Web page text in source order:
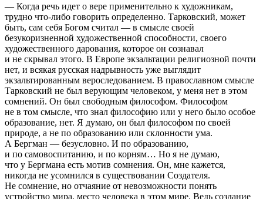
— Когда речь идет о вере применительно к художникам,
трудно что-либо говорить определенно. Тарковский, может
быть, сам себя Богом считал — в смысле своей
безукоризненной художественной способности, своего
художественного дарования, которое он сознавал
и не скрывал этого. В Европе экзальтации религиозной почти
нет, и всякая русская надрывность уже выглядит
экзальтированным вероследованием. В православном смысле
Тарковский не был верующим человеком, у меня нет в этом
сомнений. Он был свободным философом. Философом
не в том смысле, что знал философию или у него было особое
образование, нет. Я думаю, он был философом по своей
природе, а не по образованию или склонности ума.
А Бергман — безусловно. И по образованию,
и по самовоспитанию, и по корням… Но я не думаю,
что у Бергмана есть мотив сомнения. Он, мне кажется,
никогда не усомнился в существовании Создателя.
Не сомнение, но отчаяние от невозможности понять
устройство мира, место человека в этом мире. Ведь создание